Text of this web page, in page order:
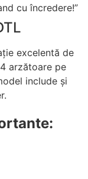
cu încredere!”
excelentă de
arzătoare pe
include și